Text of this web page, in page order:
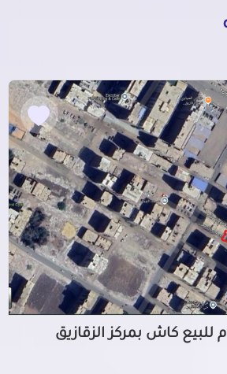
أراضي سكنية 229م للبيع كاش بمركز الزقازيق